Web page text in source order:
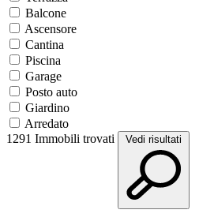
Balcone
Ascensore
Cantina
Piscina
Garage
Posto auto
Giardino
Arredato
1291 Immobili trovati Vedi risultati